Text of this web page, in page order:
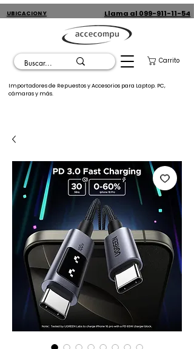
UBICACION Y
Llama al 099-911-11-54
Carrito
Importadores de Repuestos y Accesorios para Laptop. PC,
cámaras y más.